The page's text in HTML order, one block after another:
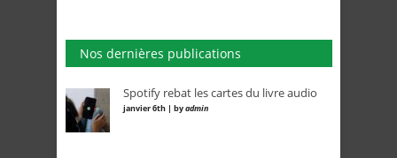
Nos dernières publications
Spotify rebat les cartes du livre audio
janvier 6th | byadmin